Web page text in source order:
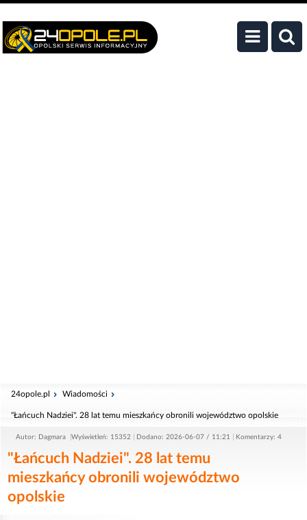
24opole.pl Wiadomości
"Łańcuch Nadziei". 28 lat temu mieszkańcy obronili województwo opolskie
Autor: Dagmara Wyświetleń: 15352 Dodano: 2026-06-07 / 11:21 Komentarzy: 4
"Łańcuch Nadziei". 28 lat temu
mieszkańcy obronili województwo
opolskie